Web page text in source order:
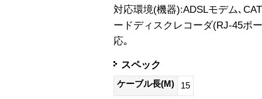
対応環境(機器):ADSLモデム､
ードディスクレコーダ(RJ-45ポ
応｡
スペック
ケーブル長(M) 15